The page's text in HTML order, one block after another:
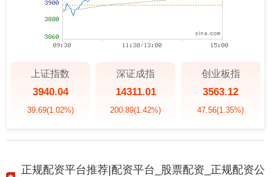
上证指数
3940.04
39.69(1.02%)
深证成指
14311.01
200.89(1.42%)
创业板指
3563.12
47.56(1.35%)
正规配资平台推荐|配资平台_股票配资_正规配资公